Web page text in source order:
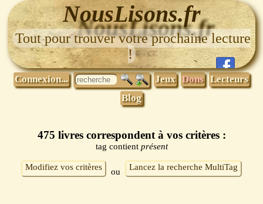
NousLisons.fr
Tout pour trouver votre prochaine lecture
!
Connexion... Jeux Dons Lecteurs
Blog
475 livres correspondent à vos critères :
tag contient présent
Modifiez vos critères ou Lancez la recherche MultiTag